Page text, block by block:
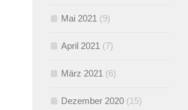
Mai 2021 (9)
April 2021 (7)
März 2021 (6)
Dezember 2020 (15)